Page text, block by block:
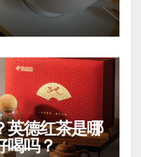
英德红茶是哪
喝吗？